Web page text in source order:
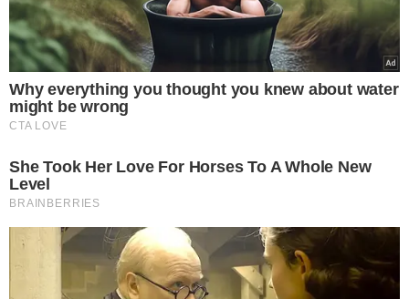
DADOS DA SEMARH
Teresina registra mais
nebulosidade e pode ter